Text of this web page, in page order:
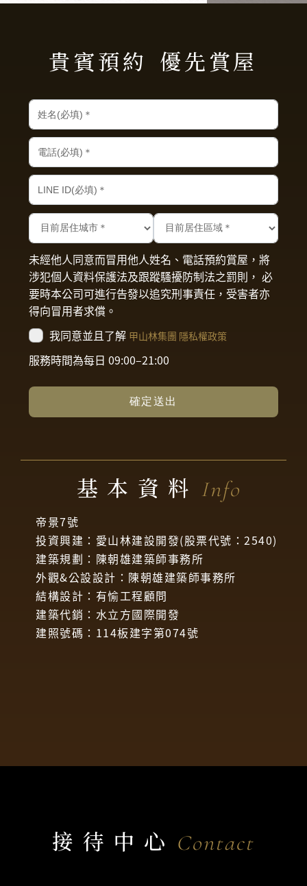
貴賓預約 優先賞屋
未經他人同意而冒用他人姓名、電話預約賞屋，將
涉犯個人資料保護法及跟蹤騷擾防制法之罰則， 必
要時本公司可進行告發以追究刑事責任，受害者亦
得向冒用者求償。
我同意並且了解 甲山林集團 隱私權政策
服務時間為每日 09:00–21:00
確定送出
基本資料 Info
帝景7號
投資興建：愛山林建設開發(股票代號：2540)
建築規劃：陳朝雄建築師事務所
外觀&公設設計：陳朝雄建築師事務所
結構設計：有愉工程顧問
建築代銷：水立方國際開發
建照號碼：114板建字第074號
接待中心 Contact